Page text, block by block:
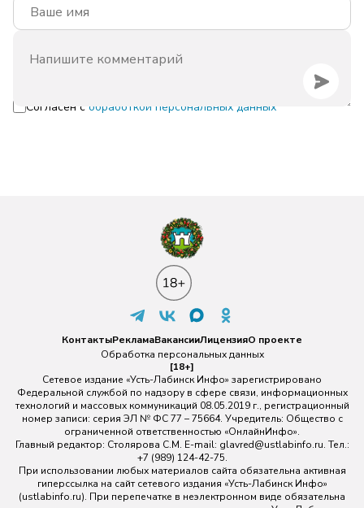
Согласен с обработкой персональных данных
КонтактыРекламаВакансииЛицензияО проекте
Обработка персональных данных
[18+]
Сетевое издание «Усть-Лабинск Инфо» зарегистрировано
Федеральной службой по надзору в сфере связи, информационных
технологий и массовых коммуникаций 08.05.2019 г., регистрационный
номер записи: серия ЭЛ № ФС 77 – 75664. Учредитель: Общество с
ограниченной ответственностью «ОнлайнИнфо».
Главный редактор: Столярова С.М. E-mail: glavred@ustlabinfo.ru. Тел.:
+7 (989) 124-42-75.
При использовании любых материалов сайта обязательна активная
гиперссылка на сайт сетевого издания «Усть-Лабинск Инфо»
(ustlabinfo.ru). При перепечатке в неэлектронном виде обязательна